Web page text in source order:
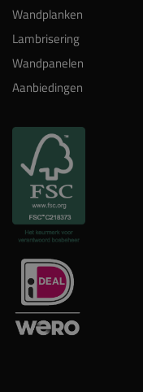
Wandplanken
Lambrisering
Wandpanelen
Aanbiedingen